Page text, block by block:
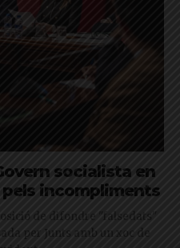
socialista en
incompliments
de difondre "falsedats"
per Junts amb un xoc de